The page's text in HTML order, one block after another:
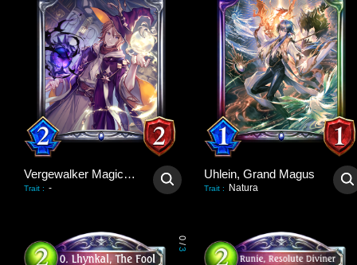
Vergewalker Magician
Trait : -
Uhlein, Grand Magus
Trait : Natura
0
/
3